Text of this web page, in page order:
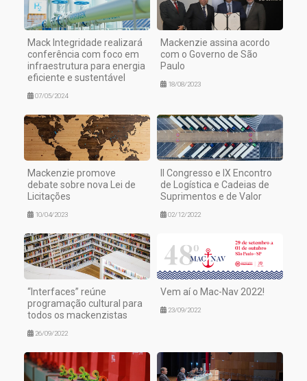
Mack Integridade realizará
conferência com foco em
infraestrutura para energia
eficiente e sustentável
07/05/2024
Mackenzie assina acordo
com o Governo de São
Paulo
18/08/2023
Mackenzie promove
debate sobre nova Lei de
Licitações
10/04/2023
II Congresso e IX Encontro
de Logística e Cadeias de
Suprimentos e de Valor
02/12/2022
“Interfaces” reúne
programação cultural para
todos os mackenzistas
26/09/2022
Vem aí o Mac-Nav 2022!
23/09/2022